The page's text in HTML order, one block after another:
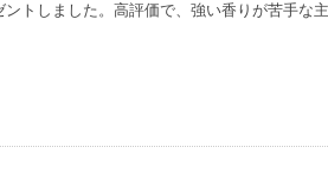
ントしました。高評価で、強い香りが苦手な